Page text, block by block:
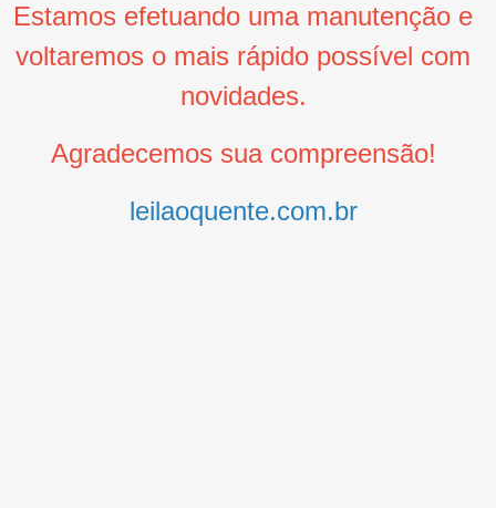
Estamos efetuando uma manutenção e
voltaremos o mais rápido possível com
novidades.
Agradecemos sua compreensão!
leilaoquente.com.br